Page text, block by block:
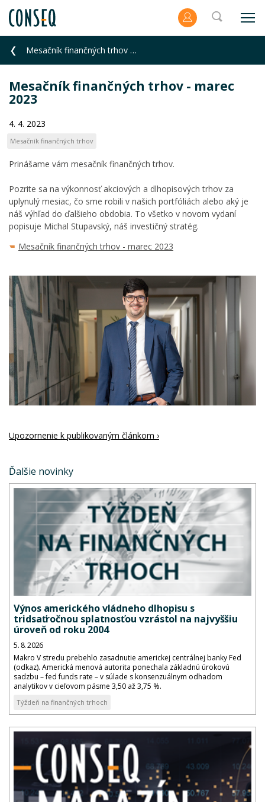
Mesačník finančných trhov - marec 2023
Mesačník finančných trhov - marec
2023
4. 4. 2023
Mesačník finančných trhov
Prinášame vám mesačník finančných trhov.
Pozrite sa na výkonnosť akciových a dlhopisových trhov za
uplynulý mesiac, čo sme robili v našich portfóliách alebo aký je
náš výhľad do ďalšieho obdobia. To všetko v novom vydaní
popisuje Michal Stupavský, náš investičný stratég.
Mesačník finančných trhov - marec 2023
Upozornenie k publikovaným článkom ›
Ďalšie novinky
Výnos amerického vládneho dlhopisu s
tridsaťročnou splatnosťou vzrástol na najvyššiu
úroveň od roku 2004
5. 8. 2026
Makro V stredu prebehlo zasadnutie americkej centrálnej banky Fed
(odkaz). Americká menová autorita ponechala základnú úrokovú
sadzbu – fed funds rate – v súlade s konsenzuálnym odhadom
analytikov v cieľovom pásme 3,50 až 3,75 %.
Týždeň na finančných trhoch